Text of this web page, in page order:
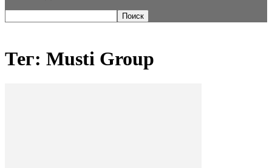
Тег: Musti Group